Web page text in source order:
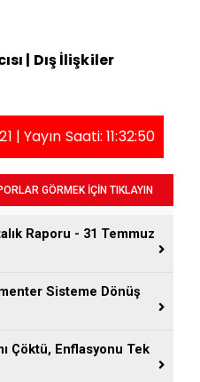
| Dış İlişkiler
| Yayın Saati: 11:32:50
GÖRMEK İÇİN TIKLAYIN
Raporu - 31 Temmuz
Sisteme Dönüş
Çöktü, Enflasyonu Tek